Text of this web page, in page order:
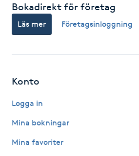
Gelenaglar
Gravidyoga
Gruppträning
Bokadirekt för företag
Läs mer Företagsinloggning
Konto
Logga in
Mina bokningar
Mina favoriter